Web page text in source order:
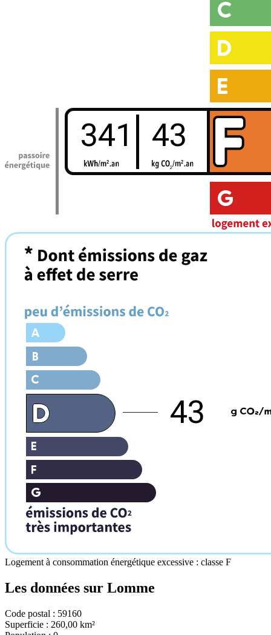
341 43
43
Logement à consommation énergétique excessive : classe F
Les données sur Lomme
Code postal : 59160
Superficie : 260,00 km²